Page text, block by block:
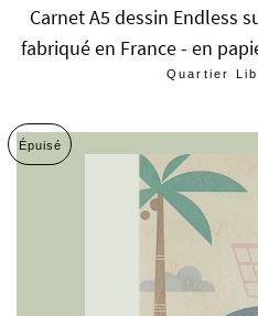
Carnet A5 dessin Endless
fabriqué en France - en
Quartier
Épuisé